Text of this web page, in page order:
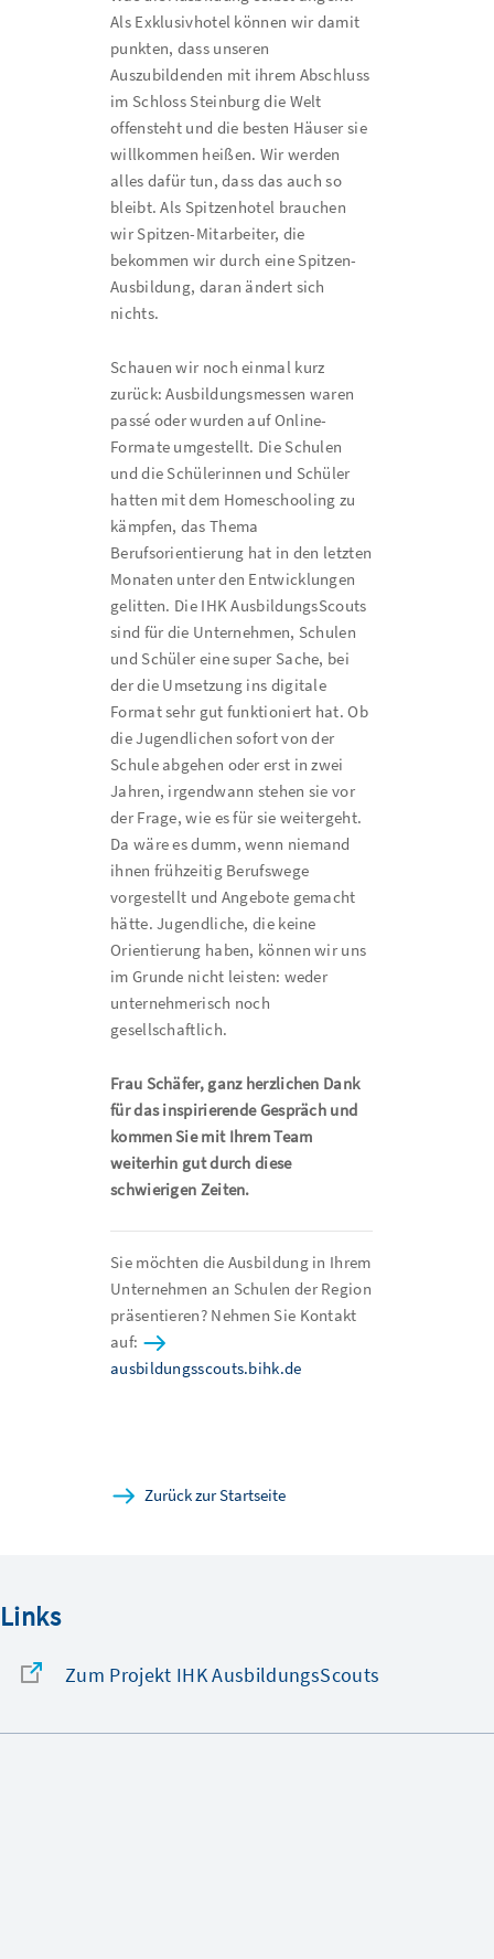
Als Exklusivhotel können wir damit
punkten, dass unseren
Auszubildenden mit ihrem Abschluss
im Schloss Steinburg die Welt
offensteht und die besten Häuser sie
willkommen heißen. Wir werden
alles dafür tun, dass das auch so
bleibt. Als Spitzenhotel brauchen
wir Spitzen-Mitarbeiter, die
bekommen wir durch eine Spitzen-
Ausbildung, daran ändert sich
nichts.
Schauen wir noch einmal kurz
zurück: Ausbildungsmessen waren
passé oder wurden auf Online-
Formate umgestellt. Die Schulen
und die Schülerinnen und Schüler
hatten mit dem Homeschooling zu
kämpfen, das Thema
Berufsorientierung hat in den letzten
Monaten unter den Entwicklungen
gelitten. Die IHK AusbildungsScouts
sind für die Unternehmen, Schulen
und Schüler eine super Sache, bei
der die Umsetzung ins digitale
Format sehr gut funktioniert hat. Ob
die Jugendlichen sofort von der
Schule abgehen oder erst in zwei
Jahren, irgendwann stehen sie vor
der Frage, wie es für sie weitergeht.
Da wäre es dumm, wenn niemand
ihnen frühzeitig Berufswege
vorgestellt und Angebote gemacht
hätte. Jugendliche, die keine
Orientierung haben, können wir uns
im Grunde nicht leisten: weder
unternehmerisch noch
gesellschaftlich.
Frau Schäfer, ganz herzlichen Dank
für das inspirierende Gespräch und
kommen Sie mit Ihrem Team
weiterhin gut durch diese
schwierigen Zeiten.
Sie möchten die Ausbildung in Ihrem
Unternehmen an Schulen der Region
präsentieren? Nehmen Sie Kontakt
auf:
ausbildungsscouts.bihk.de
Zurück zur Startseite
Links
Zum Projekt IHK AusbildungsScouts